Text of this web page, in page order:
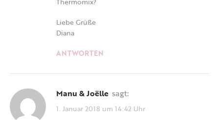
Liebe Grüße
Diana
ANTWORTEN
Manu & Joëlle sagt:
1. Januar 2018 um 14:42 Uhr